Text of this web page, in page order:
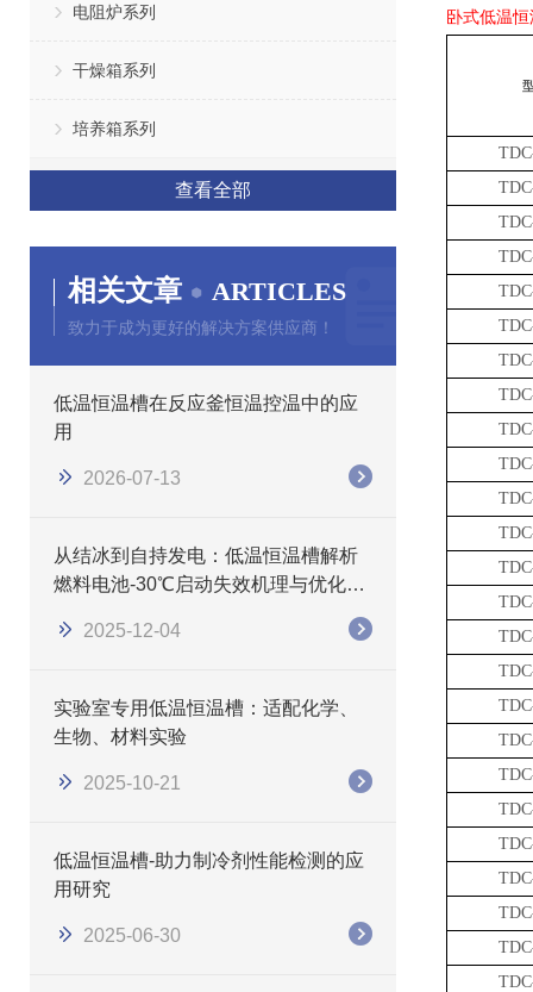
电阻炉系列
干燥箱系列
培养箱系列
查看全部
相关文章 ARTICLES
致力于成为更好的解决方案供应商！
低温恒温槽在反应釜恒温控温中的应
用
2026-07-13
从结冰到自持发电：低温恒温槽解析
燃料电池-30℃启动失效机理与优化路
2025-12-04
实验室专用低温恒温槽：适配化学、
生物、材料实验
2025-10-21
低温恒温槽-助力制冷剂性能检测的应
用研究
2025-06-30
卧式低温